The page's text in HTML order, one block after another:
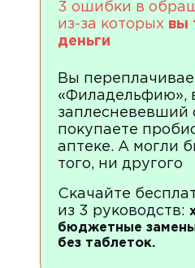
3 ошибки в
из-за которых вы
деньги
Вы
«Филадельфию»,
заплесневевший
покупаете
аптеке. А могли
того, ни другого
Скачайте
из 3 руководств:
бюджетные
без таблеток.